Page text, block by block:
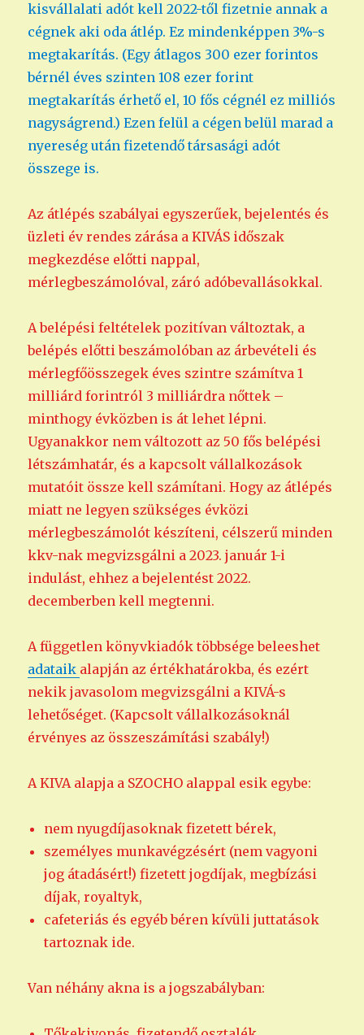
kisvállalati adót kell 2022-től fizetnie annak a
cégnek aki oda átlép. Ez mindenképpen 3%-s
megtakarítás. (Egy átlagos 300 ezer forintos
bérnél éves szinten 108 ezer forint
megtakarítás érhető el, 10 fős cégnél ez milliós
nagyságrend.) Ezen felül a cégen belül marad a
nyereség után fizetendő társasági adót
összege is.
Az átlépés szabályai egyszerűek, bejelentés és
üzleti év rendes zárása a KIVÁS időszak
megkezdése előtti nappal,
mérlegbeszámolóval, záró adóbevallásokkal.
A belépési feltételek pozitívan változtak, a
belépés előtti beszámolóban az árbevételi és
mérlegfőösszegek éves szintre számítva 1
milliárd forintról 3 milliárdra nőttek –
minthogy évközben is át lehet lépni.
Ugyanakkor nem változott az 50 fős belépési
létszámhatár, és a kapcsolt vállalkozások
mutatóit össze kell számítani. Hogy az átlépés
miatt ne legyen szükséges évközi
mérlegbeszámolót készíteni, célszerű minden
kkv-nak megvizsgálni a 2023. január 1-i
indulást, ehhez a bejelentést 2022.
decemberben kell megtenni.
A független könyvkiadók többsége beleeshet
adataik alapján az értékhatárokba, és ezért
nekik javasolom megvizsgálni a KIVÁ-s
lehetőséget. (Kapcsolt vállalkozásoknál
érvényes az összeszámítási szabály!)
A KIVA alapja a SZOCHO alappal esik egybe:
nem nyugdíjasoknak fizetett bérek,
személyes munkavégzésért (nem vagyoni
jog átadásért!) fizetett jogdíjak, megbízási
díjak, royaltyk,
cafeteriás és egyéb béren kívüli juttatások
tartoznak ide.
Van néhány akna is a jogszabályban: